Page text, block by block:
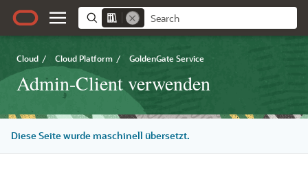
Cloud / Cloud Platform / GoldenGate Service
Admin-Client verwenden
Diese Seite wurde maschinell übersetzt.